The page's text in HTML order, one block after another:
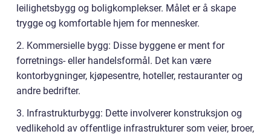
leilighetsbygg og boligkomplekser. Målet er å skape
trygge og komfortable hjem for mennesker.
2. Kommersielle bygg: Disse byggene er ment for
forretnings- eller handelsformål. Det kan være
kontorbygninger, kjøpesentre, hoteller, restauranter og
andre bedrifter.
3. Infrastrukturbygg: Dette involverer konstruksjon og
vedlikehold av offentlige infrastrukturer som veier, broer,